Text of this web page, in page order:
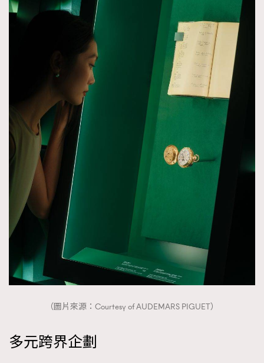
（圖片來源：Courtesy of AUDEMARS PIGUET）
多元跨界企劃